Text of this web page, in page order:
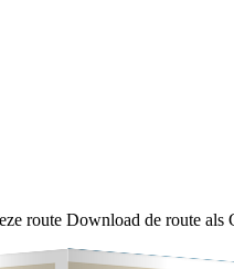
route Download de route als